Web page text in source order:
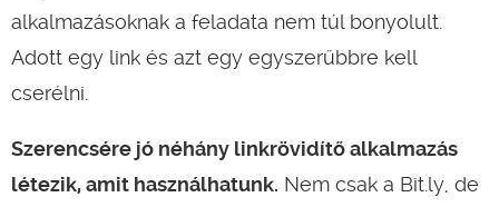
alkalmazásoknak a feladata nem túl bonyolult.
Adott egy link és azt egy egyszerűbbre kell
cserélni.
Szerencsére jó néhány linkrövidítő alkalmazás
létezik, amit használhatunk. Nem csak a Bit.ly, de